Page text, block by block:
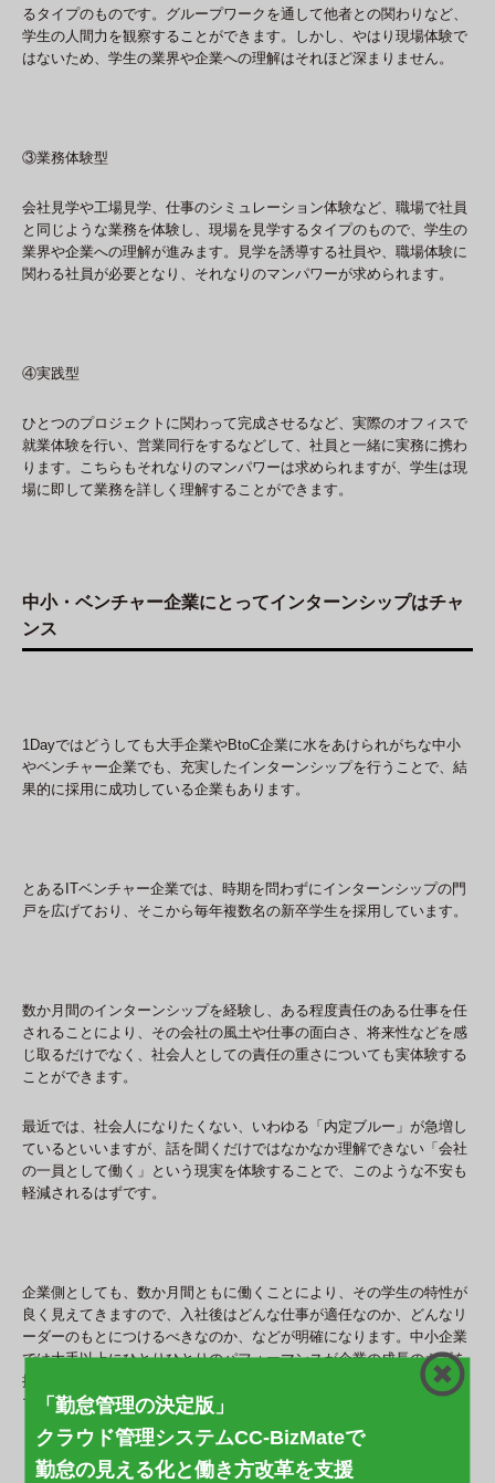
「勤怠管理の決定版」
クラウド管理システムCC-BizMateで
勤怠の見える化と働き方改革を支援
るタイプのものです。グループワークを通して他者との関わりなど、
学生の人間力を観察することができます。しかし、やはり現場体験で
はないため、学生の業界や企業への理解はそれほど深まりません。
③業務体験型
会社見学や工場見学、仕事のシミュレーション体験など、職場で社員
と同じような業務を体験し、現場を見学するタイプのもので、学生の
業界や企業への理解が進みます。見学を誘導する社員や、職場体験に
関わる社員が必要となり、それなりのマンパワーが求められます。
④実践型
ひとつのプロジェクトに関わって完成させるなど、実際のオフィスで
就業体験を行い、営業同行をするなどして、社員と一緒に実務に携わ
ります。こちらもそれなりのマンパワーは求められますが、学生は現
場に即して業務を詳しく理解することができます。
中小・ベンチャー企業にとってインターンシップはチャ
ンス
1Dayではどうしても大手企業やBtoC企業に水をあけられがちな中小
やベンチャー企業でも、充実したインターンシップを行うことで、結
果的に採用に成功している企業もあります。
とあるITベンチャー企業では、時期を問わずにインターンシップの門
戸を広げており、そこから毎年複数名の新卒学生を採用しています。
数か月間のインターンシップを経験し、ある程度責任のある仕事を任
されることにより、その会社の風土や仕事の面白さ、将来性などを感
じ取るだけでなく、社会人としての責任の重さについても実体験する
ことができます。
最近では、社会人になりたくない、いわゆる「内定ブルー」が急増し
ているといいますが、話を聞くだけではなかなか理解できない「会社
の一員として働く」という現実を体験することで、このような不安も
軽減されるはずです。
企業側としても、数か月間ともに働くことにより、その学生の特性が
良く見えてきますので、入社後はどんな仕事が適任なのか、どんなリ
ーダーのもとにつけるべきなのか、などが明確になります。中小企業
では大手以上にひとりひとりのパフォーマンスが企業の成長のカギを
握りますので、ミスマッチのない人材採用のためにもインターンシッ
プの持つ意味は大きいと言えます。